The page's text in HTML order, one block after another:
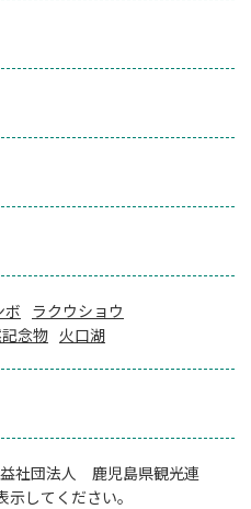
ボ ラクウショウ
念物 火口湖
社団法人 鹿児島県観光連
してください。